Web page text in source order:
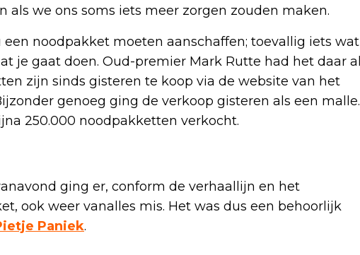
als we ons soms iets meer zorgen zouden maken.
een noodpakket moeten aanschaffen; toevallig iets wat
je gaat doen. Oud-premier Mark Rutte had het daar al
zijn sinds gisteren te koop via de website van het
genoeg ging de verkoop gisteren als een malle.
250.000 noodpakketten verkocht.
ging er, conform de verhaallijn en het
ook weer vanalles mis. Het was dus een behoorlijk
Paniek.